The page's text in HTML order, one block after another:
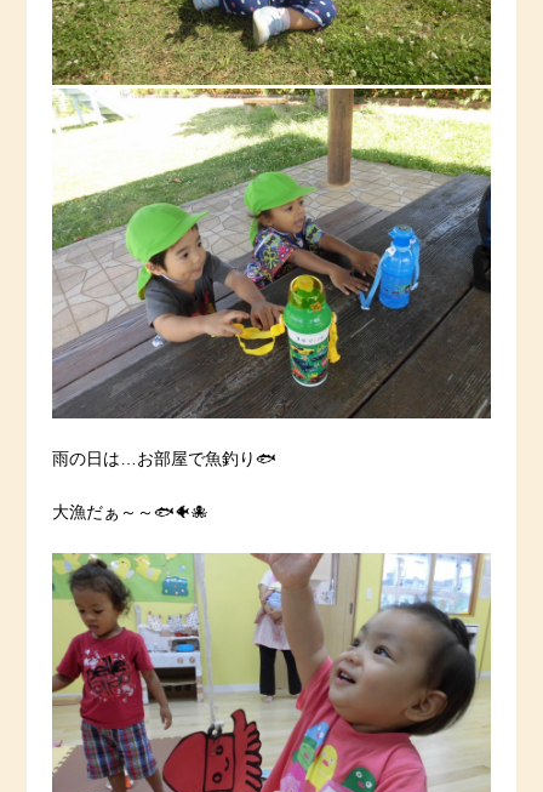
雨の日は…お部屋で魚釣り🐟
大漁だぁ～～🐟🐠🐙